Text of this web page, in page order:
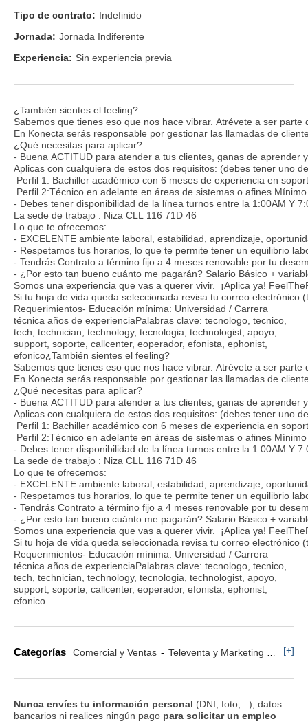
Tipo de contrato: Indefinido
Jornada: Jornada Indiferente
Experiencia: Sin experiencia previa
¿También sientes el feeling?
Sabemos que tienes eso que nos hace vibrar. Atrévete a ser
En Konecta serás responsable por gestionar las llamadas de
¿Qué necesitas para aplicar?
- Buena ACTITUD para atender a tus clientes, ganas de
Aplicas con cualquiera de estos dos requisitos: (debes tener uno
Perfil 1: Bachiller académico con 6 meses de experiencia en
Perfil 2:Técnico en adelante en áreas de sistemas o afines
- Debes tener disponibilidad de la línea turnos entre la 1:00AM Y
La sede de trabajo : Niza CLL 116 71D 46
Lo que te ofrecemos:
- EXCELENTE ambiente laboral, estabilidad, aprendizaje,
- Respetamos tus horarios, lo que te permite tener un equilibrio
- Tendrás Contrato a término fijo a 4 meses renovable por tu
- ¿Por esto tan bueno cuánto me pagarán? Salario Básico +
Somos una experiencia que vas a querer vivir. ¡Aplica ya!
Si tu hoja de vida queda seleccionada revisa tu correo
Requerimientos- Educación mínima: Universidad / Carrera
técnica años de experienciaPalabras clave: tecnologo, tecnico,
tech, technician, technology, tecnologia, technologist, apoyo,
support, soporte, callcenter, eoperador, efonista, ephonist,
efonico¿También sientes el feeling?
Sabemos que tienes eso que nos hace vibrar. Atrévete a ser
En Konecta serás responsable por gestionar las llamadas de
¿Qué necesitas para aplicar?
- Buena ACTITUD para atender a tus clientes, ganas de
Aplicas con cualquiera de estos dos requisitos: (debes tener uno
Perfil 1: Bachiller académico con 6 meses de experiencia en
Perfil 2:Técnico en adelante en áreas de sistemas o afines
- Debes tener disponibilidad de la línea turnos entre la 1:00AM Y
La sede de trabajo : Niza CLL 116 71D 46
Lo que te ofrecemos:
- EXCELENTE ambiente laboral, estabilidad, aprendizaje,
- Respetamos tus horarios, lo que te permite tener un equilibrio
- Tendrás Contrato a término fijo a 4 meses renovable por tu
- ¿Por esto tan bueno cuánto me pagarán? Salario Básico +
Somos una experiencia que vas a querer vivir. ¡Aplica ya!
Si tu hoja de vida queda seleccionada revisa tu correo
Requerimientos- Educación mínima: Universidad / Carrera
técnica años de experienciaPalabras clave: tecnologo, tecnico,
tech, technician, technology, tecnologia, technologist, apoyo,
support, soporte, callcenter, eoperador, efonista, ephonist,
efonico
Categorías Comercial y Ventas Televenta y Marketing Telefónico [+]
Nunca envíes tu información personal (DNI, foto,...), datos
bancarios ni realices ningún pago para solicitar un empleo